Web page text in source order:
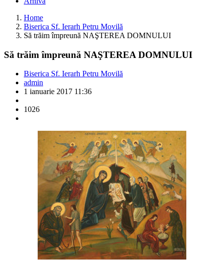
Home
Biserica Sf. Ierarh Petru Movilă
Să trăim împreună NAŞTEREA DOMNULUI
Să trăim împreună NAŞTEREA DOMNULUI
Biserica Sf. Ierarh Petru Movilă
admin
1 ianuarie 2017 11:36
1026